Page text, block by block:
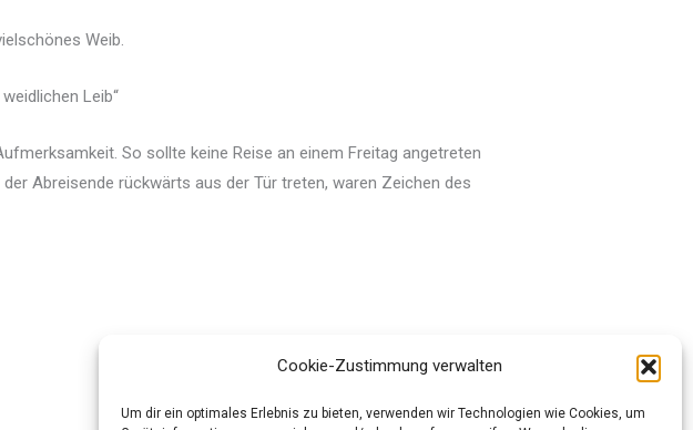
Cookie-Zustimmung verwalten
Um dir ein optimales Erlebnis zu bieten, verwenden wir Technologien wie Cookies, um
Weib.
Leib“
So sollte keine Reise an einem Freitag angetreten
Abreisende rückwärts aus der Tür treten, waren Zeichen des
Nächster Beitrag